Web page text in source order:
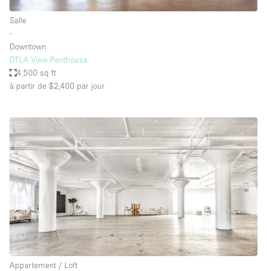
Salle
∙
Downtown
DTLA View Penthouse
4,500 sq ft
à partir de $2,400 par jour
Appartement / Loft